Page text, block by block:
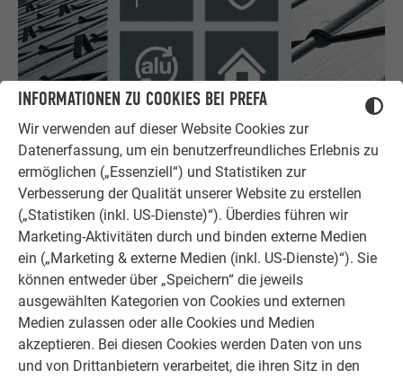
INFORMATIONEN ZU COOKIES BEI PREFA
Wir verwenden auf dieser Website Cookies zur
Datenerfassung, um ein benutzerfreundliches Erlebnis zu
ermöglichen („Essenziell“) und Statistiken zur
Verbesserung der Qualität unserer Website zu erstellen
(„Statistiken (inkl. US-Dienste)“). Überdies führen wir
Marketing-Aktivitäten durch und binden externe Medien
ein („Marketing & externe Medien (inkl. US-Dienste)“). Sie
können entweder über „Speichern“ die jeweils
ausgewählten Kategorien von Cookies und externen
Medien zulassen oder alle Cookies und Medien
akzeptieren. Bei diesen Cookies werden Daten von uns
und von Drittanbietern verarbeitet, die ihren Sitz in den
Langlebig, vielfältig, 100% recycelbar
Aluminium ist witterungsbeständig, leicht und flexibel zu
verarbeiten und daher der optimale Werkstoff für Bauherren
und Sanierer.
VORTEILE DES BAUSTOFFS ALUMINIUM ENTDECKEN